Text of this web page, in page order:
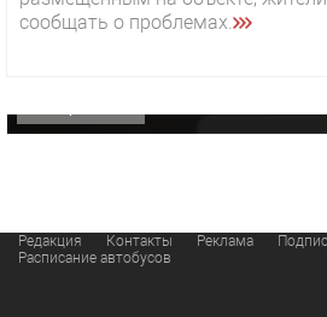
сообщать о проблемах.
«Звезда» Метрана стала
Редакция Контакты Реклама
Расписание автобусов